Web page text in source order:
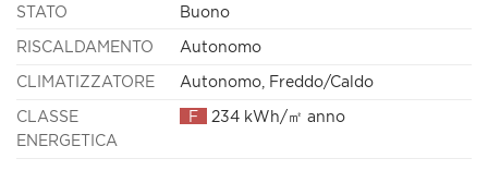
STATO Buono
RISCALDAMENTO Autonomo
CLIMATIZZATORE Autonomo, Freddo/Caldo
CLASSE
ENERGETICA
F 234 kWh/㎡ anno